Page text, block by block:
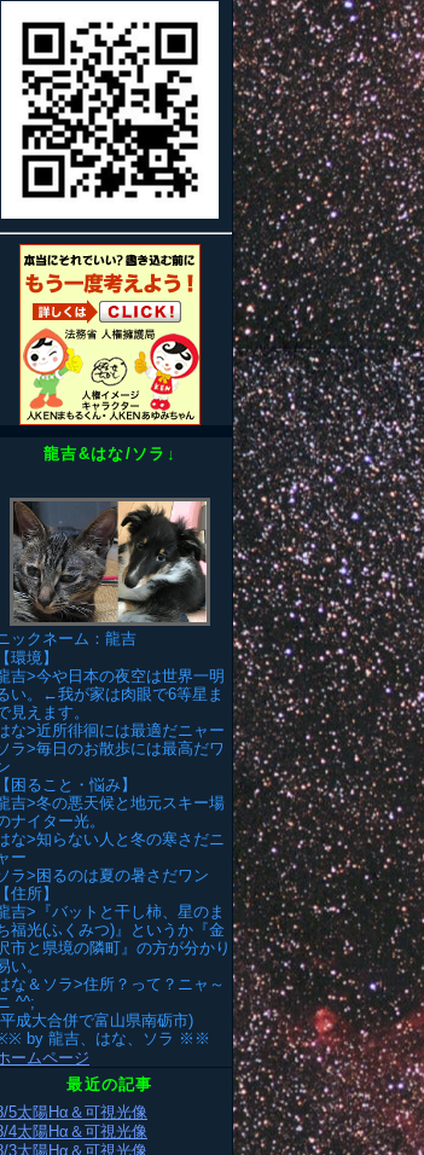
龍吉&はな/ソラ↓
ックネーム：龍吉
【環境】
吉>今や日本の夜空は世界一明
い。←我が家は肉眼で6等星ま
見えます。
な>近所徘徊には最適だニャー
ラ>毎日のお散歩には最高だワ
【困ること・悩み】
吉>冬の悪天候と地元スキー場
ナイター光。
な>知らない人と冬の寒さだニ
ー
ラ>困るのは夏の暑さだワン
【住所】
吉>『バットと干し柿、星のま
福光(ふくみつ)』というか『金
市と県境の隣町』の方が分かり
い。
な＆ソラ>住所？って？ニャ～
^^;
成大合併で富山県南砺市)
by 龍吉、はな、ソラ ※※
ームページ
最近の記事
5太陽Hα＆可視光像
4太陽Hα＆可視光像
3太陽Hα＆可視光像